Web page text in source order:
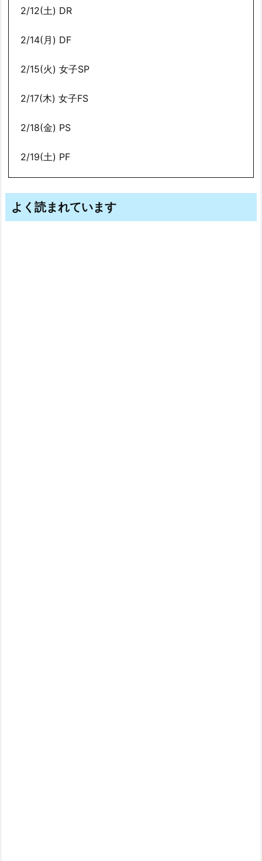
2/12(土) DR
2/14(月) DF
2/15(火) 女子SP
2/17(木) 女子FS
2/18(金) PS
2/19(土) PF
よく読まれています